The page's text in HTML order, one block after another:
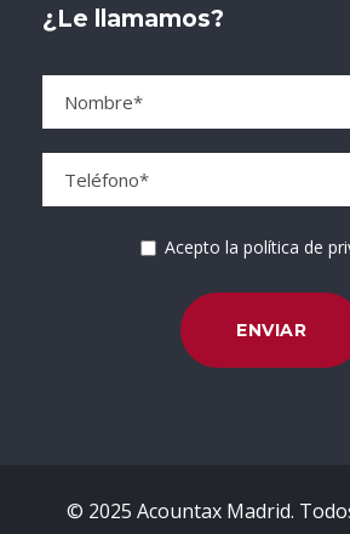
¿Le llamamos?
Acepto la política de
© 2025 Acountax Madrid.